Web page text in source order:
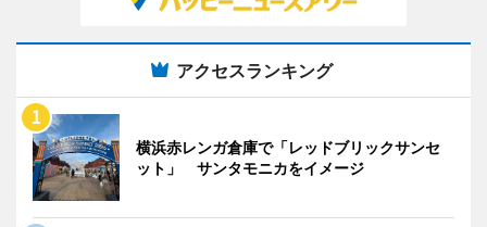
アクセスランキング
横浜赤レンガ倉庫で「レッドブリックサンセ
ット」 サンタモニカをイメージ